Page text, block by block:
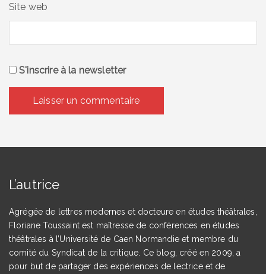
Site web
S'inscrire à la newsletter
L’autrice
Agrégée de lettres modernes et docteure en études théâtrales,
Floriane Toussaint est maîtresse de conférences en études
théâtrales à l’Université de Caen Normandie et membre du
comité du Syndicat de la critique. Ce blog, créé en 2009, a
pour but de partager des expériences de lectrice et de